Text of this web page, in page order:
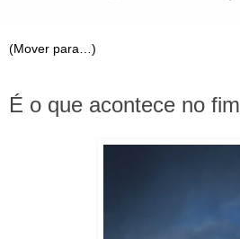
É o que acontece no fim